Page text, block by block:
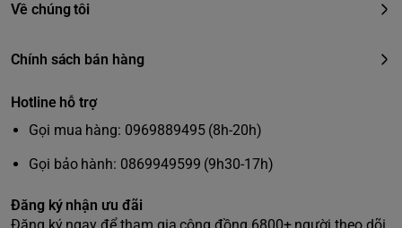
Về chúng tôi
Chính sách bán hàng
Hotline hỗ trợ
Gọi mua hàng: 0969889495 (8h-20h)
Gọi bảo hành: 0869949599 (9h30-17h)
Đăng ký nhận ưu đãi